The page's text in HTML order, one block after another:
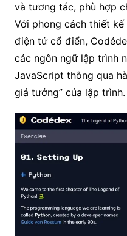
và tương tác, phù hợp
Với phong cách thiết
điện tử cổ điển,
các ngôn ngữ lập trình
JavaScript thông qua
giả tưởng” của lập trình.